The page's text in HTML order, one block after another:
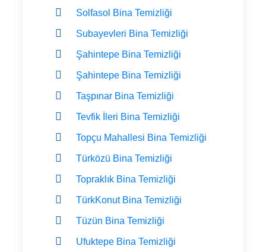
Solfasol Bina Temizliği
Subayevleri Bina Temizliği
Şahintepe Bina Temizliği
Şahintepe Bina Temizliği
Taşpınar Bina Temizliği
Tevfik İleri Bina Temizliği
Topçu Mahallesi Bina Temizliği
Türközü Bina Temizliği
Topraklık Bina Temizliği
TürkKonut Bina Temizliği
Tüzün Bina Temizliği
Ufuktepe Bina Temizliği